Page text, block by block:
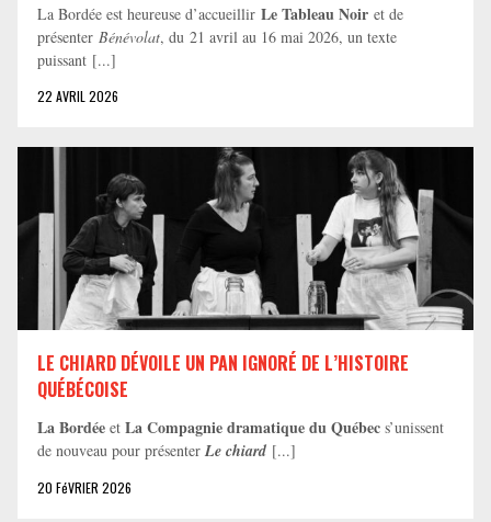
La Bordée est heureuse d’accueillir Le Tableau Noir et de
présenter Bénévolat, du 21 avril au 16 mai 2026, un texte
puissant [...]
22 AVRIL 2026
LE CHIARD DÉVOILE UN PAN IGNORÉ DE L’HISTOIRE
QUÉBÉCOISE
La Bordée et La Compagnie dramatique du Québec s’unissent
de nouveau pour présenter Le chiard [...]
20 FéVRIER 2026